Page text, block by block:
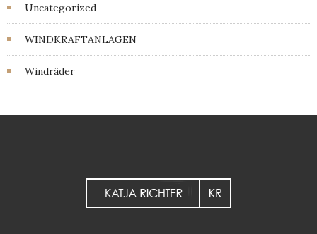
Uncategorized
WINDKRAFTANLAGEN
Windräder